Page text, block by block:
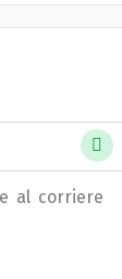
al corriere